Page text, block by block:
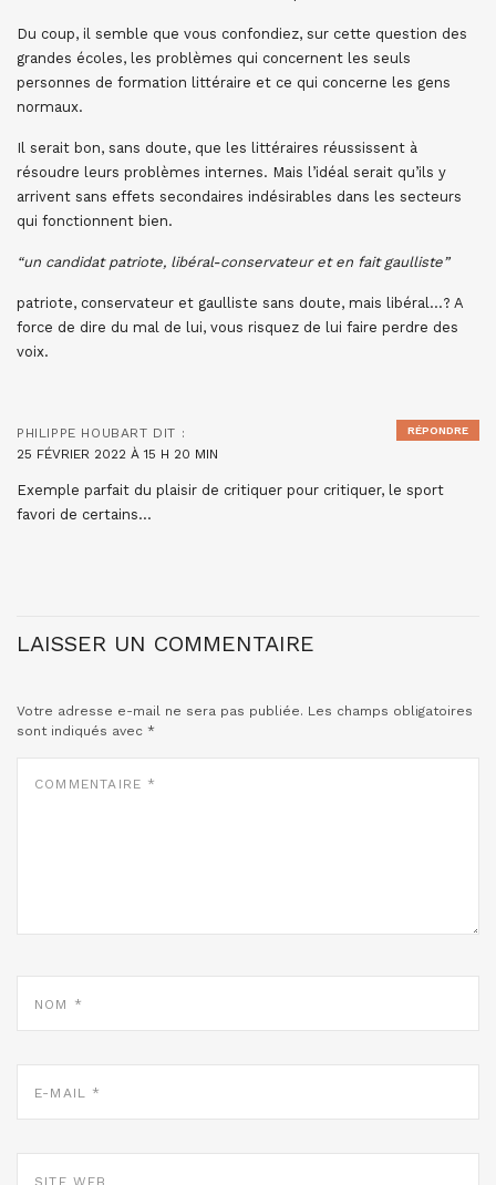
Du coup, il semble que vous confondiez, sur cette question des
grandes écoles, les problèmes qui concernent les seuls
personnes de formation littéraire et ce qui concerne les gens
normaux.
Il serait bon, sans doute, que les littéraires réussissent à
résoudre leurs problèmes internes. Mais l’idéal serait qu’ils y
arrivent sans effets secondaires indésirables dans les secteurs
qui fonctionnent bien.
“un candidat patriote, libéral-conservateur et en fait gaulliste”
patriote, conservateur et gaulliste sans doute, mais libéral…? A
force de dire du mal de lui, vous risquez de lui faire perdre des
voix.
PHILIPPE HOUBART DIT :
25 FÉVRIER 2022 À 15 H 20 MIN
Exemple parfait du plaisir de critiquer pour critiquer, le sport
favori de certains…
RÉPONDRE
LAISSER UN COMMENTAIRE
Votre adresse e-mail ne sera pas publiée. Les champs obligatoires
sont indiqués avec *
MAIL
WEB